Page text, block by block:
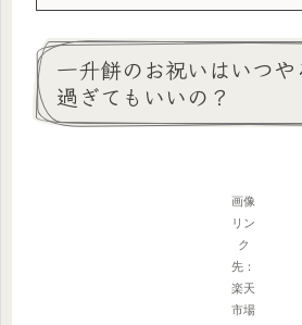
一升餅のお祝いはいつ
過ぎてもいいの？
画像
リン
ク
先：
楽天
市場